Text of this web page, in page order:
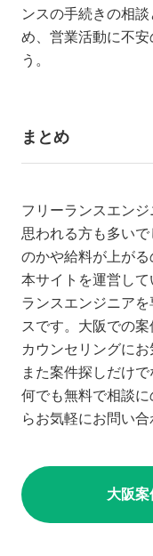
ンスの手続きの相
め、営業活動に不
う。
まとめ
フリーランスエン
思われる方も多い
のかや給料が上がる
本サイトを運営して
ランスエンジニア
スです。大阪での
カウンセリングにお
また案件探しだけ
何でも無料で相談
らお気軽にお問い合
大阪